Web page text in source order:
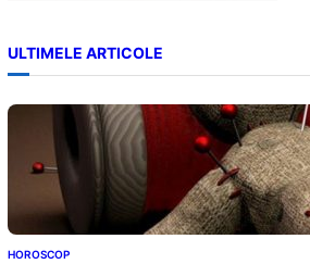
ULTIMELE ARTICOLE
HOROSCOP